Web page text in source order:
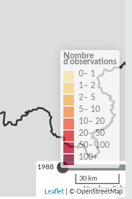
1988
Nombre
Nombre
d'observations
0– 1
1– 2
2– 5
5– 10
10– 20
20– 50
50– 100
100+
30 km
Leaflet | © OpenStreetMap